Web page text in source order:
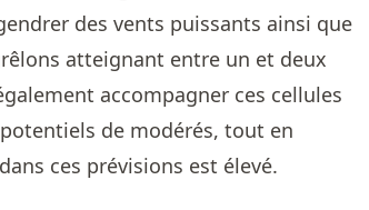
des vents puissants ainsi que
atteignant entre un et deux
accompagner ces cellules
de modérés, tout en
ces prévisions est élevé.